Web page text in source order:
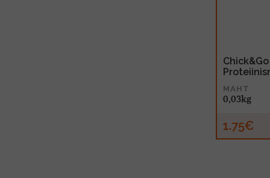
MAHT
0,03kg
1.75€